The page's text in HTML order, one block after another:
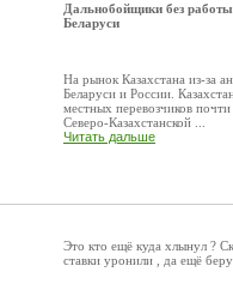
Дальнобойщики без работы
Беларуси
На рынок Казахстана из-за
Беларуси и России.
местных перевозчиков
Северо-Казахстанской ...
Читать дальше
Это кто ещё куда хлынул ?
ставки уронили , да ещё